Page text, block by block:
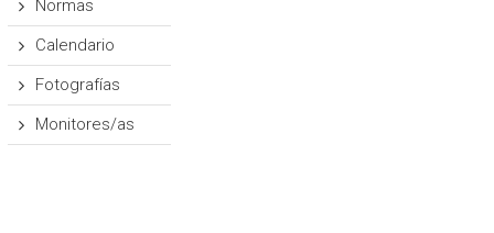
Normas
Calendario
Fotografías
Monitores/as